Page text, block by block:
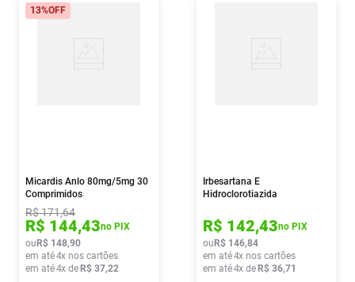
13%OFF
Micardis Anlo 80mg/5mg 30
Comprimidos
R$171,64
R$ 144,43no PIX
ou R$ 148,90
em até4x nos cartões
em até4x de R$ 37,22
Irbesartana E
Hidroclorotiazida
Comprimidos Eurofarma
R$ 142,43no PIX
ou R$ 146,84
em até4x nos cartões
em até4x de R$ 36,71